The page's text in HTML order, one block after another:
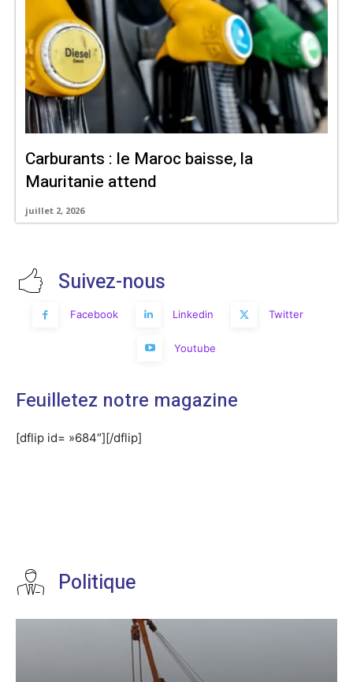
Carburants : le Maroc baisse, la
Mauritanie attend
juillet 2, 2026
Suivez-nous
Facebook Linkedin Twitter
Youtube
Feuilletez notre magazine
[dflip id= »684″][/dflip]
Politique